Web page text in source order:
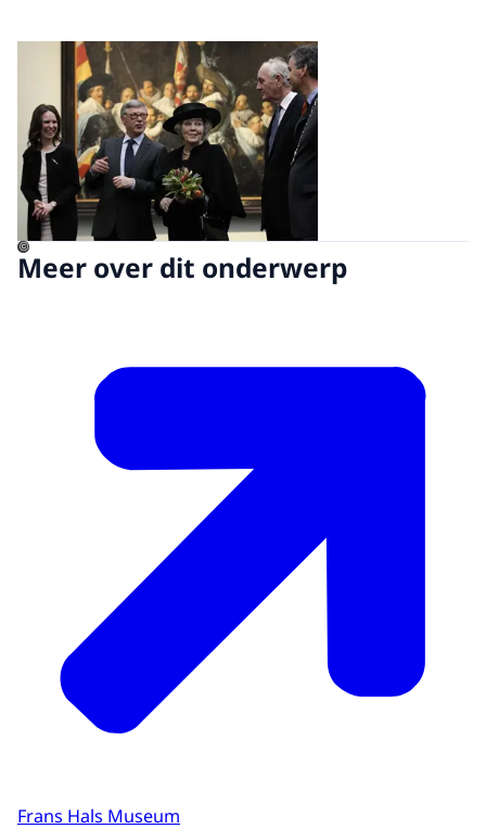
Open de galerij in vergrote
©
Meer over dit onderwerp
Frans Hals Museum